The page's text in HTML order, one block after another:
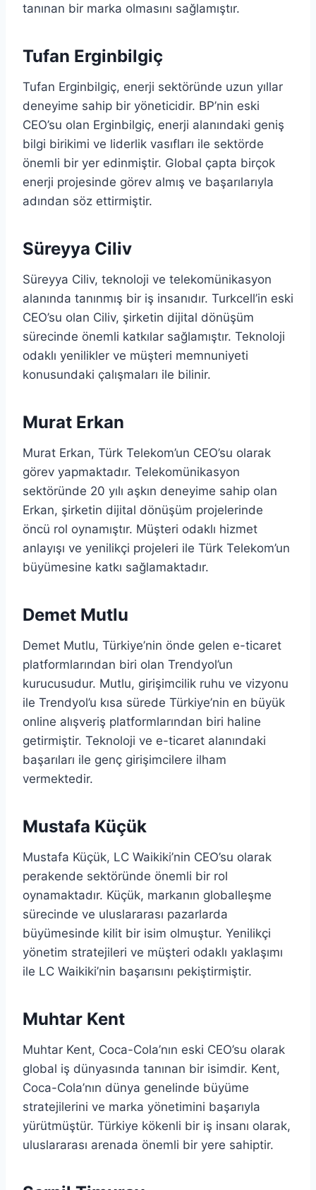
tanınan bir marka olmasını sağlamıştır.
Tufan Erginbilgiç
Tufan Erginbilgiç, enerji sektöründe uzun yıllar
deneyime sahip bir yöneticidir. BP’nin eski
CEO’su olan Erginbilgiç, enerji alanındaki geniş
bilgi birikimi ve liderlik vasıfları ile sektörde
önemli bir yer edinmiştir. Global çapta birçok
enerji projesinde görev almış ve başarılarıyla
adından söz ettirmiştir.
Süreyya Ciliv
Süreyya Ciliv, teknoloji ve telekomünikasyon
alanında tanınmış bir iş insanıdır. Turkcell’in eski
CEO’su olan Ciliv, şirketin dijital dönüşüm
sürecinde önemli katkılar sağlamıştır. Teknoloji
odaklı yenilikler ve müşteri memnuniyeti
konusundaki çalışmaları ile bilinir.
Murat Erkan
Murat Erkan, Türk Telekom’un CEO’su olarak
görev yapmaktadır. Telekomünikasyon
sektöründe 20 yılı aşkın deneyime sahip olan
Erkan, şirketin dijital dönüşüm projelerinde
öncü rol oynamıştır. Müşteri odaklı hizmet
anlayışı ve yenilikçi projeleri ile Türk Telekom’un
büyümesine katkı sağlamaktadır.
Demet Mutlu
Demet Mutlu, Türkiye’nin önde gelen e-ticaret
platformlarından biri olan Trendyol’un
kurucusudur. Mutlu, girişimcilik ruhu ve vizyonu
ile Trendyol’u kısa sürede Türkiye’nin en büyük
online alışveriş platformlarından biri haline
getirmiştir. Teknoloji ve e-ticaret alanındaki
başarıları ile genç girişimcilere ilham
vermektedir.
Mustafa Küçük
Mustafa Küçük, LC Waikiki’nin CEO’su olarak
perakende sektöründe önemli bir rol
oynamaktadır. Küçük, markanın globalleşme
sürecinde ve uluslararası pazarlarda
büyümesinde kilit bir isim olmuştur. Yenilikçi
yönetim stratejileri ve müşteri odaklı yaklaşımı
ile LC Waikiki’nin başarısını pekiştirmiştir.
Muhtar Kent
Muhtar Kent, Coca-Cola’nın eski CEO’su olarak
global iş dünyasında tanınan bir isimdir. Kent,
Coca-Cola’nın dünya genelinde büyüme
stratejilerini ve marka yönetimini başarıyla
yürütmüştür. Türkiye kökenli bir iş insanı olarak,
uluslararası arenada önemli bir yere sahiptir.